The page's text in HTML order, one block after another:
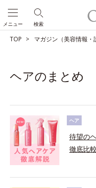
検索
メニュー
TOP マガジン（美容情報・
ヘアのまとめ
ヘア
待望の
徹底比較